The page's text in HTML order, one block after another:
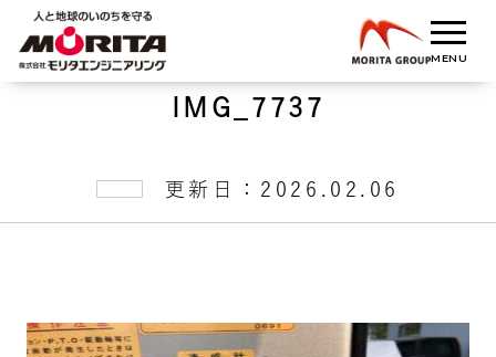
IMG_7737
更新日：2026.02.06